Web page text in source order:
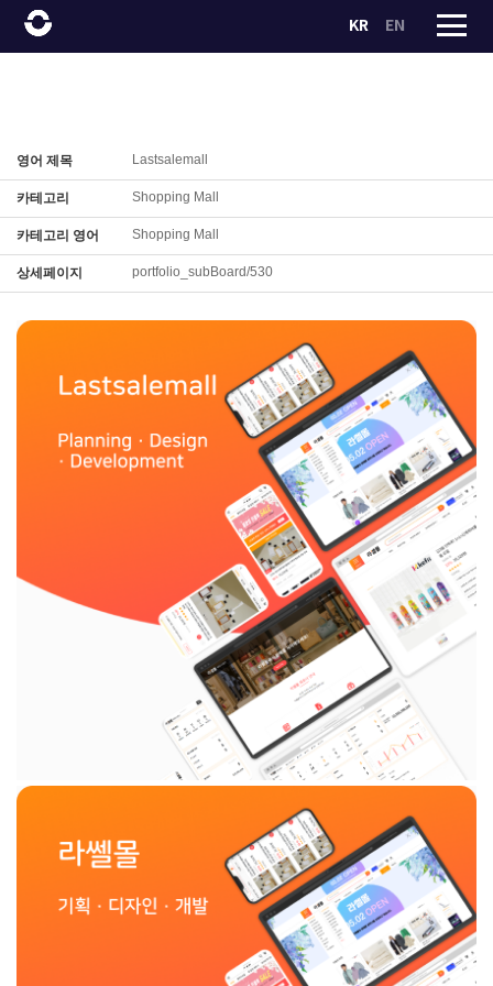
KR EN
영어 제목 Lastsalemall
카테고리 Shopping Mall
카테고리 영어 Shopping Mall
상세페이지 portfolio_subBoard/530